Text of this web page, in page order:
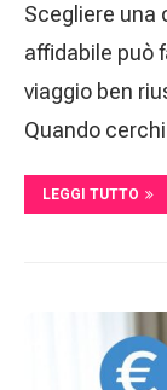
Scegliere una
affidabile può
viaggio ben
Quando
LEGGI TUTTO